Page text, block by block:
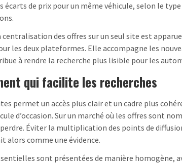
écarts de prix pour un même véhicule, selon le type
centralisation des offres sur un seul site est
les deux plateformes. Elle accompagne les
à rendre la recherche plus lisible pour les
qui facilite les recherches
permet un accès plus clair et un cadre plus
d’occasion. Sur un marché où les offres sont
perdre. Éviter la multiplication des points de
alors comme une évidence.
sont présentées de manière homogène,